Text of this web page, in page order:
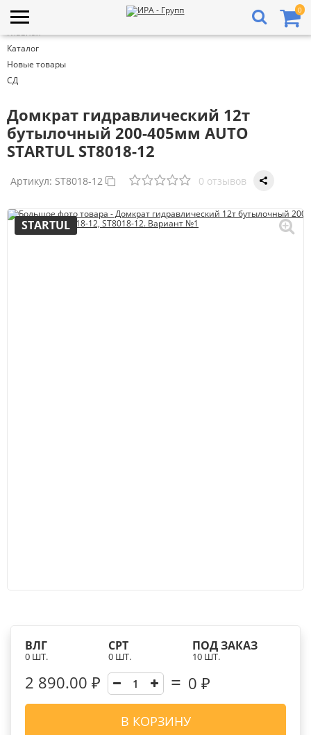
0
Главная
Каталог
Новые товары
СД
Домкрат гидравлический 12т
бутылочный 200-405мм AUTO
STARTUL ST8018-12
Артикул: ST8018-12 0 отзывов
STARTUL
ВЛГ
0 ШТ.
СРТ
0 ШТ.
ПОД ЗАКАЗ
10 ШТ.
2 890.00 ₽ 0 ₽
В КОРЗИНУ